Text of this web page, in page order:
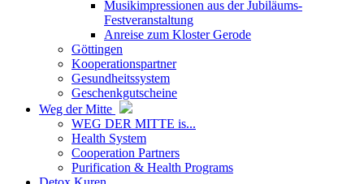
Musikimpressionen aus der Jubiläums-
Festveranstaltung
Anreise zum Kloster Gerode
Göttingen
Kooperationspartner
Gesundheitssystem
Geschenkgutscheine
Weg der Mitte
WEG DER MITTE is...
Health System
Cooperation Partners
Purification & Health Programs